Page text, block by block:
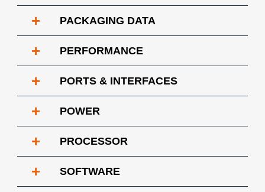
+ PACKAGING DATA
+ PERFORMANCE
+ PORTS & INTERFACES
+ POWER
+ PROCESSOR
+ SOFTWARE